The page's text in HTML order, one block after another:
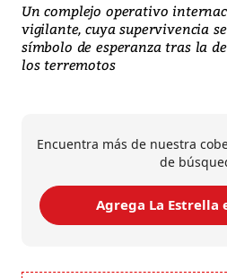
Un complejo operativo
vigilante, cuya supervivencia
símbolo de esperanza tras la
los terremotos
Encuentra más de nuestra
de
Agrega La Estrella